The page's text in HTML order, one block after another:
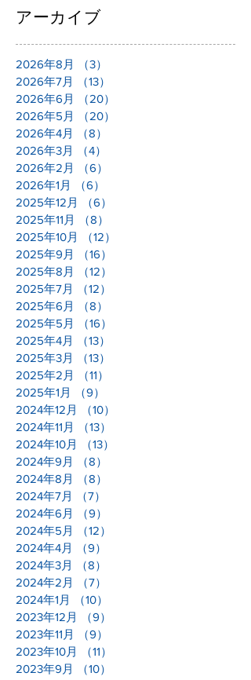
アーカイブ
2026年8月 （3）
2026年7月
（13）
2026年6月
（20）
2026年5月
（20）
2026年4月
（8）
2026年3月
（4）
2026年2月
（6）
2026年1月
（6）
2025年12月
（6）
2025年11月
（8）
2025年10月
（12）
2025年9月
（16）
2025年8月
（12）
2025年7月
（12）
2025年6月
（8）
2025年5月
（16）
2025年4月
（13）
2025年3月
（13）
2025年2月
（11）
2025年1月
（9）
2024年12月
（10）
2024年11月
（13）
2024年10月
（13）
2024年9月
（8）
2024年8月
（8）
2024年7月
（7）
2024年6月
（9）
2024年5月
（12）
2024年4月
（9）
2024年3月
（8）
2024年2月
（7）
2024年1月
（10）
2023年12月
（9）
2023年11月
（9）
2023年10月
（11）
2023年9月
（10）